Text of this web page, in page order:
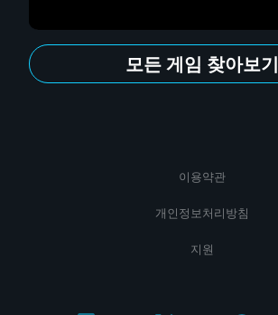
모든 게임 찾아보기
이용약관
개인정보처리방침
지원